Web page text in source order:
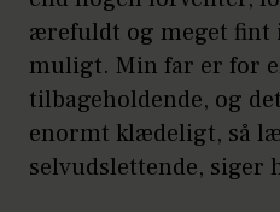
ærefuldt og meget fint
muligt. Min far er for
tilbageholdende, og
enormt klædeligt, så
selvudslettende, siger